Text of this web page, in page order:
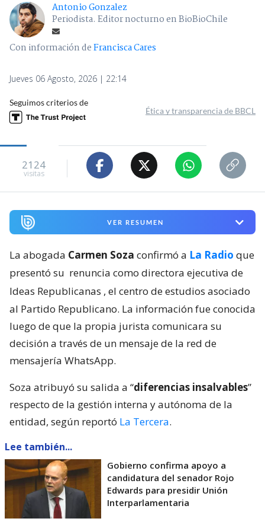
Antonio Gonzalez
Periodista. Editor nocturno en BioBioChile
Con información deFrancisca Cares
Jueves 06 Agosto, 2026 | 22:14
Seguimos criterios de
Ética y transparencia de BBCL
2124
visitas
VER RESUMEN
La abogada Carmen Soza confirmó a La Radio que
presentó su renuncia como directora ejecutiva de
Ideas Republicanas , el centro de estudios asociado
al Partido Republicano. La información fue conocida
luego de que la propia jurista comunicara su
decisión a través de un mensaje de la red de
mensajería WhatsApp.
Soza atribuyó su salida a “diferencias insalvables”
respecto de la gestión interna y autónoma de la
entidad, según reportó La Tercera.
Lee también...
Gobierno confirma apoyo a
candidatura del senador Rojo
Edwards para presidir Unión
Interparlamentaria